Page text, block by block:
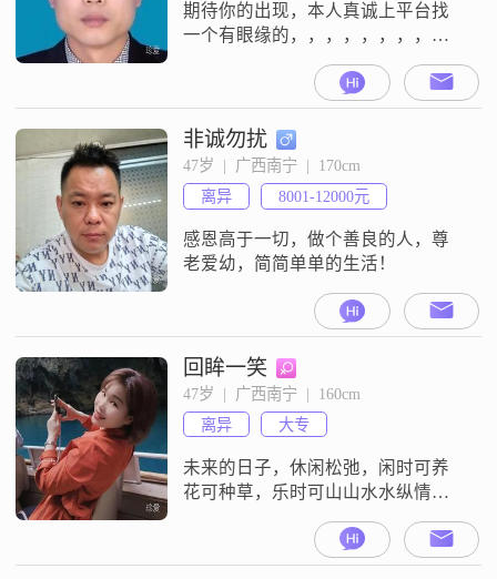
期待你的出现，本人真诚上平台找
一个有眼缘的，，，，，，，，，
非诚勿扰
47岁  |  广西南宁  |  170cm
离异
8001-12000元
感恩高于一切，做个善良的人，尊
老爱幼，简简单单的生活！
回眸一笑
47岁  |  广西南宁  |  160cm
离异
大专
未来的日子，休闲松弛，闲时可养
花可种草，乐时可山山水水纵情于
可静可动，静时可独享音魂，动时
可运动养生。希望另一半也喜欢旅